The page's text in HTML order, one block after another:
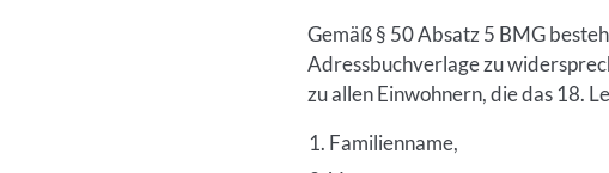
Gemäß § 50 Absatz 5 BMG
Adressbuchverlage zu
zu allen Einwohnern, die das 18.
Familienname,